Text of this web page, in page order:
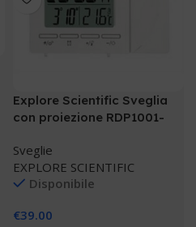
Explore Scientific Sveglia
con proiezione RDP1001-
Sveglie
EXPLORE SCIENTIFIC
Disponibile
€39.00